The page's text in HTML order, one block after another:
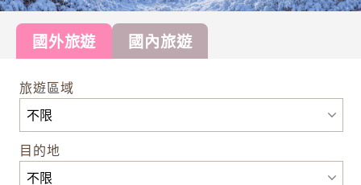
國外旅遊 國內旅遊
旅遊區域
目的地